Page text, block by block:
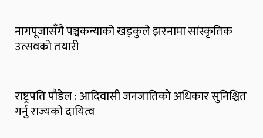
नागपूजासँगै पञ्चकन्याको खड्कुले झरनामा सांस्कृतिक
उत्सवको तयारी
राष्ट्रपति पौडेल : आदिवासी जनजातिको अधिकार सुनिश्चित
गर्नु राज्यको दायित्व